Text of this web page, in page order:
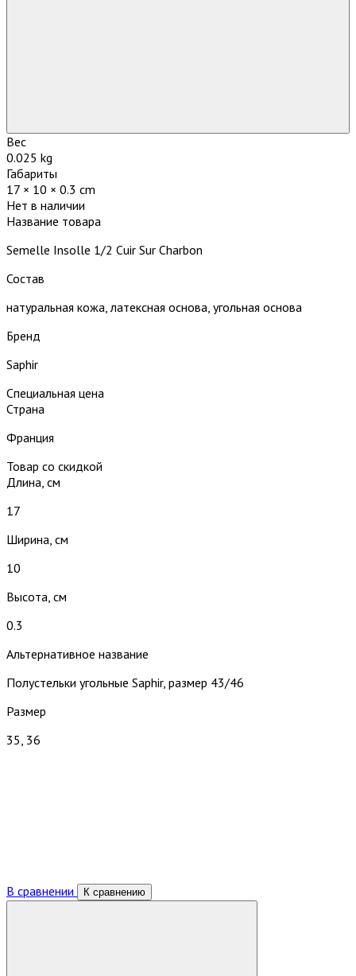
Вес
0.025 kg
Габариты
17 × 10 × 0.3 cm
Нет в наличии
Название товара
Semelle Insolle 1/2 Cuir Sur Charbon
Состав
натуральная кожа, латексная основа, угольная основа
Бренд
Saphir
Специальная цена
Страна
Франция
Товар со скидкой
Длина, см
17
Ширина, см
10
Высота, см
0.3
Альтернативное название
Полустельки угольные Saphir, размер 43/46
Размер
35, 36
В сравнении К сравнению